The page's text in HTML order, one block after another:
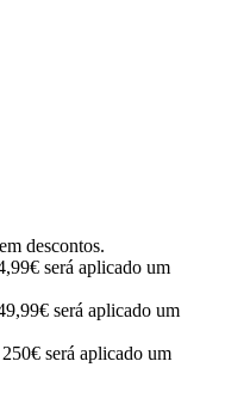
descontos.
será aplicado um
será aplicado um
será aplicado um